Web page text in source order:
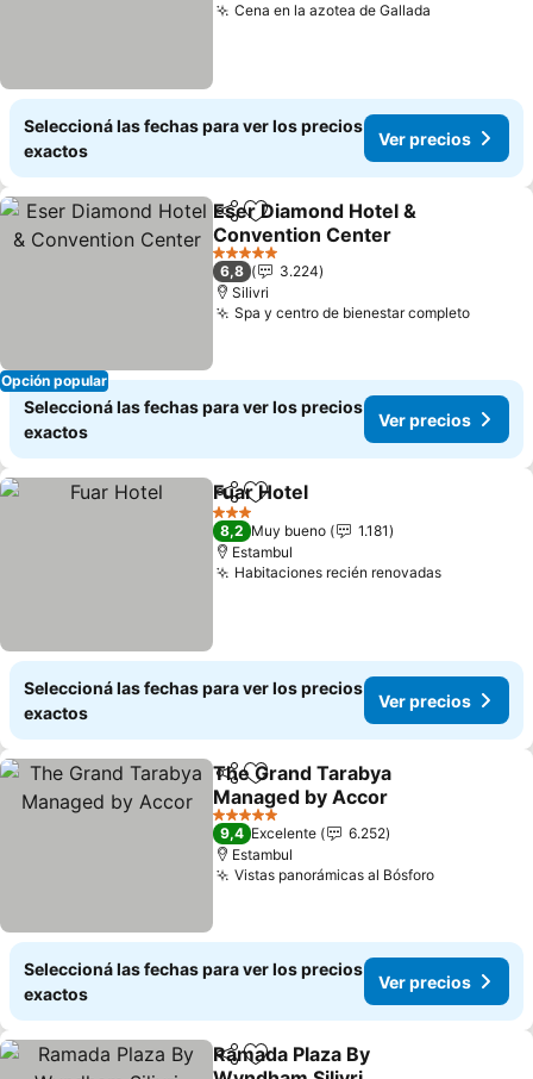
Cena en la azotea de Gallada
Seleccioná las fechas para ver los precios
exactos
Ver precios
Opción popular
CompartirAñadir a favoritos
Eser Diamond Hotel &
Convention Center
5 Estrellas
6,8
3.224
Silivri
Spa y centro de bienestar completo
Seleccioná las fechas para ver los precios
exactos
Ver precios
CompartirAñadir a favoritos
Fuar Hotel
3 Estrellas
8,2 Muy bueno
1.181
Estambul
Habitaciones recién renovadas
Seleccioná las fechas para ver los precios
exactos
Ver precios
Compartir
Añadir a favoritos
The Grand Tarabya
Managed by Accor
5 Estrellas
9,4 Excelente
6.252
Estambul
Vistas panorámicas al Bósforo
Seleccioná las fechas para ver los precios
exactos
Ver precios
CompartirAñadir a favoritos
Ramada Plaza By